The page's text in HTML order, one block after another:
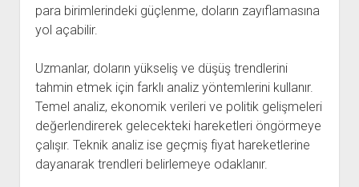
para birimlerindeki güçlenme, doların zayıflamasına
yol açabilir.
Uzmanlar, doların yükseliş ve düşüş trendlerini
tahmin etmek için farklı analiz yöntemlerini kullanır.
Temel analiz, ekonomik verileri ve politik gelişmeleri
değerlendirerek gelecekteki hareketleri öngörmeye
çalışır. Teknik analiz ise geçmiş fiyat hareketlerine
dayanarak trendleri belirlemeye odaklanır.